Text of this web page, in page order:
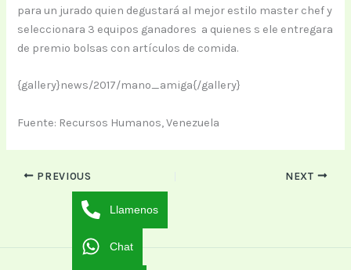
para un jurado quien degustará al mejor estilo master chef y
seleccionara 3 equipos ganadores a quienes s ele entregara
de premio bolsas con artículos de comida.
{gallery}news/2017/mano_amiga{/gallery}
Fuente: Recursos Humanos, Venezuela
PREVIOUS NEXT
Llamenos
Chat